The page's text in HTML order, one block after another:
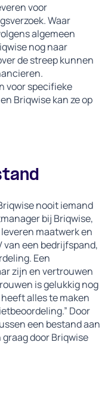
voor
Waar
algemeen
nog naar
de streep kunnen
voor specifieke
Briqwise kan ze op
nooit iemand
bij Briqwise,
maatwerk en
van een bedrijfspand,
Een
zijn en vertrouwen
is gelukkig nog
alles te maken
Door
een bestand aan
door Briqwise